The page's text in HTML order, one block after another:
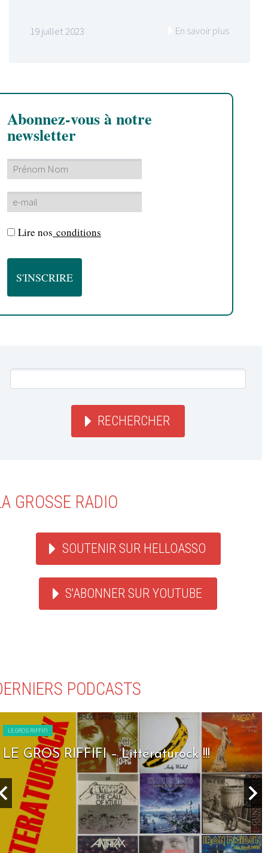
19 juillet 2023 En savoir plus
Abonnez-vous à notre
newsletter
Lire nos conditions
RECHERCHER
GROSSE RADIO
SOUTENIR SUR HELLOASSO
S'ABONNER SUR YOUTUBE
PODCASTS
LE GROS RIFFIFI
LE GROS RIFFIFI – Littératurock !!!